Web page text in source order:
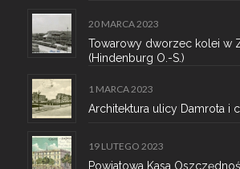
20 MARCA 2023
Towarowy dworzec kolei w
(Hindenburg O.-S.)
1 MARCA 2023
Architektura ulicy Damrota i
19 LUTEGO 2023
Powiatowa Kasa